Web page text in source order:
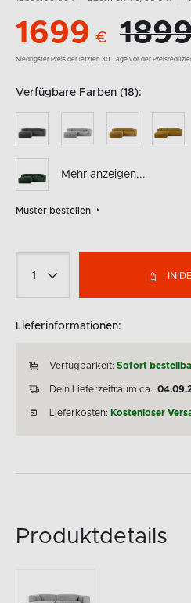
1699 €
Niedrigster Preis der letzten 30 Tage vor der
Verfügbare Farben (18):
Mehr anzeigen...
Muster bestellen
IN
Lieferinformationen:
Verfügbarkeit: Sofort
Dein Lieferzeitraum ca.:
Lieferkosten: Kostenloser
Produktdetails